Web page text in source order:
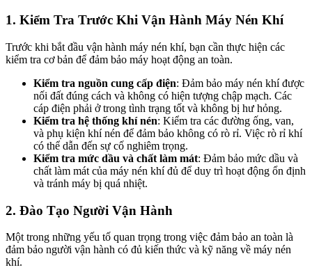
1. Kiểm Tra Trước Khi Vận Hành Máy Nén Khí
Trước khi bắt đầu vận hành máy nén khí, bạn cần thực hiện các
kiểm tra cơ bản để đảm bảo máy hoạt động an toàn.
Kiểm tra nguồn cung cấp điện: Đảm bảo máy nén khí được
nối đất đúng cách và không có hiện tượng chập mạch. Các
cáp điện phải ở trong tình trạng tốt và không bị hư hỏng.
Kiểm tra hệ thống khí nén: Kiểm tra các đường ống, van,
và phụ kiện khí nén để đảm bảo không có rò rỉ. Việc rò rỉ khí
có thể dẫn đến sự cố nghiêm trọng.
Kiểm tra mức dầu và chất làm mát: Đảm bảo mức dầu và
chất làm mát của máy nén khí đủ để duy trì hoạt động ổn định
và tránh máy bị quá nhiệt.
2. Đào Tạo Người Vận Hành
Một trong những yếu tố quan trọng trong việc đảm bảo an toàn là
đảm bảo người vận hành có đủ kiến thức và kỹ năng về máy nén
khí.